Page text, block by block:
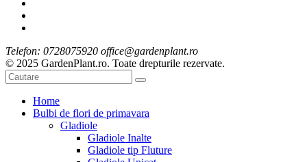
Telefon: 0728075920 office@gardenplant.ro
© 2025 GardenPlant.ro. Toate drepturile rezervate.
Home
Bulbi de flori de primavara
Gladiole
Gladiole Inalte
Gladiole tip Fluture